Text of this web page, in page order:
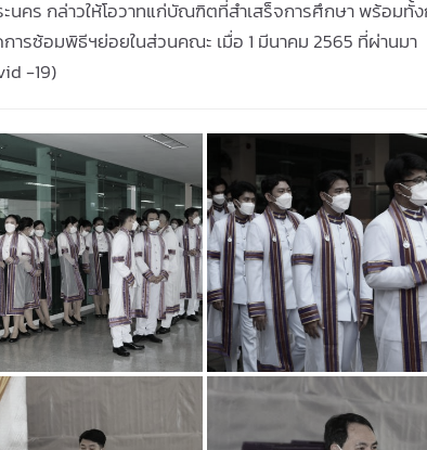
ร กล่าวให้โอวาทแก่บัณฑิตที่สำเสร็จการศึกษา พร้อมทั้
รซ้อมพิธีฯย่อยในส่วนคณะ เมื่อ 1 มีนาคม 2565 ที่ผ่านมา
-19)